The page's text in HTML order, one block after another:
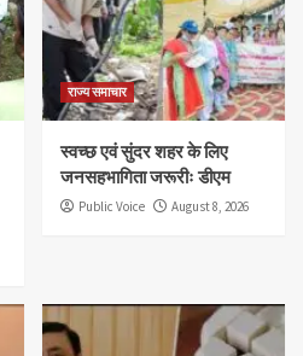
राज्य समाचार
स्वच्छ एवं सुंदर शहर के लिए
जनसहभागिता जरूरीः डीएम
Public Voice August 8, 2026